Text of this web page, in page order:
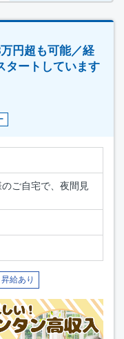
円超も可能／経
タートしています
ご自宅で、夜間見
昇給あり